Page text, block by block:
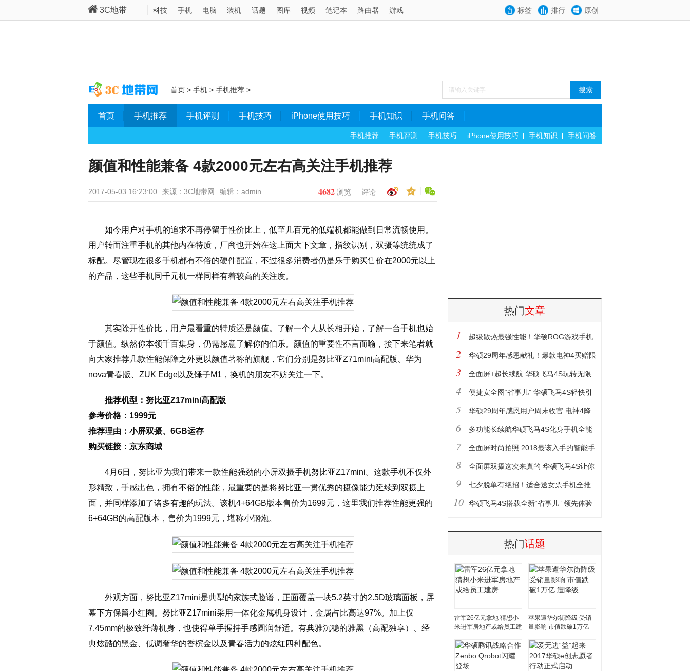
3C地带 科技 手机 电脑 装机 话题 图库 视频 笔记本 路由器 游戏 标签 排行 原创
首页 > 手机 > 手机推荐 >
首页 手机推荐 手机评测 手机技巧 iPhone使用技巧 手机知识 手机问答
手机推荐 手机评测 手机技巧 iPhone使用技巧 手机知识 手机问答
颜值和性能兼备 4款2000元左右高关注手机推荐
2017-05-03 16:23:00 来源：3C地带网 编辑：admin 4682 浏览 评论
如今用户对手机的追求不再停留于性价比上，低至几百元的低端机都能做到日常流畅使用。
用户转而注重手机的其他内在特质，厂商也开始在这上面大下文章，指纹识别，双摄等统统成了
标配。尽管现在很多手机都有不俗的硬件配置，不过很多消费者仍是乐于购买售价在2000元以上
的产品，这些手机同千元机一样同样有着较高的关注度。
其实除开性价比，用户最看重的特质还是颜值。了解一个人从长相开始，了解一台手机也始
于颜值。纵然你本领千百集身，仍需愿意了解你的伯乐。颜值的重要性不言而喻，接下来笔者就
向大家推荐几款性能保障之外更以颜值著称的旗舰，它们分别是努比亚Z71mini高配版、华为
nova青春版、ZUK Edge以及锤子M1，换机的朋友不妨关注一下。
推荐机型：努比亚Z17mini高配版
参考价格：1999元
推荐理由：小屏双摄、6GB运存
购买链接：京东商城
4月6日，努比亚为我们带来一款性能强劲的小屏双摄手机努比亚Z17mini。这款手机不仅外
形精致，手感出色，拥有不俗的性能，最重要的是将努比亚一贯优秀的摄像能力延续到双摄上
面，并同样添加了诸多有趣的玩法。该机4+64GB版本售价为1699元，这里我们推荐性能更强的
6+64GB的高配版本，售价为1999元，堪称小钢炮。
外观方面，努比亚Z17mini是典型的家族式脸谱，正面覆盖一块5.2英寸的2.5D玻璃面板，屏
幕下方保留小红圈。努比亚Z17mini采用一体化金属机身设计，金属占比高达97%。加上仅
7.45mm的极致纤薄机身，也使得单手握持手感圆润舒适。有典雅沉稳的雅黑（高配独享）、经
典炫酷的黑金、低调奢华的香槟金以及青春活力的炫红四种配色。
热门文章
1 超级散热最强性能！华硕ROG游戏手机
震撼发布
2 华硕29周年感恩献礼！爆款电神4买赠限
时开售
3 全面屏+超长续航 华硕飞马4S玩转无限
流量
4 便捷安全图“省事儿” 华硕飞马4S轻快引
潮流
5 华硕29周年感恩用户周末收官 电神4降
价促销赠好礼
6 多功能长续航华硕飞马4S化身手机全能
战士
7 全面屏时尚拍照 2018最该入手的智能手
机推荐
8 全面屏双摄这次来真的 华硕飞马4S让你
任性女王节！
9 七夕脱单有绝招！适合送女票手机全推
荐
10 华硕飞马4S搭载全新“省事儿” 领先体验
热门话题
雷军26亿元拿地 猜想小
米进军房地产或给员工建
苹果遭华尔街降级 受销
量影响 市值跌破1万亿